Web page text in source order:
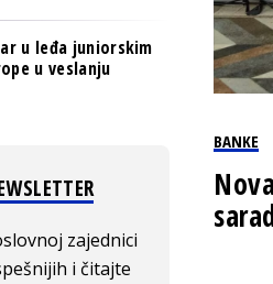
BANKE
u leđa juniorskim
u veslanju
zajednici
i čitajte